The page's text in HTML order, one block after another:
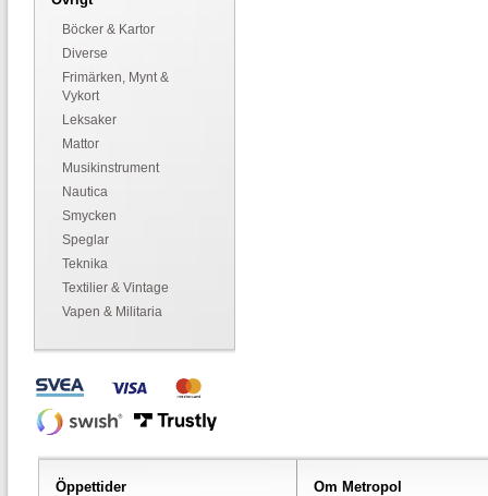
Böcker & Kartor
Diverse
Frimärken, Mynt &
Vykort
Leksaker
Mattor
Musikinstrument
Nautica
Smycken
Speglar
Teknika
Textilier & Vintage
Vapen & Militaria
Öppettider Om Metropol